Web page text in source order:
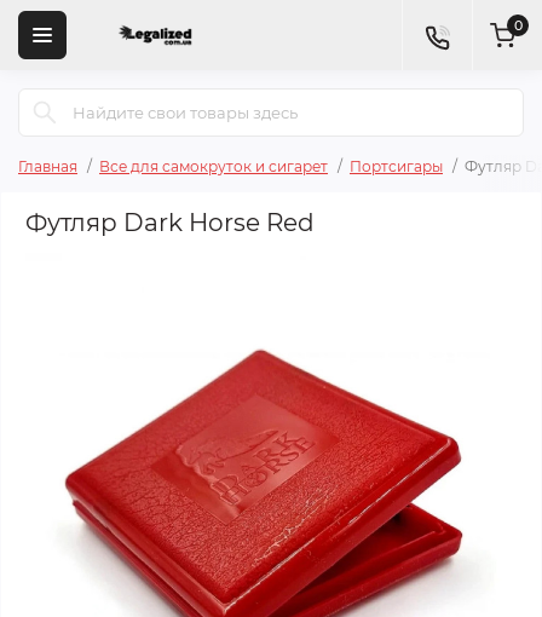
0
Главная Все для самокруток и сигарет Портсигары Футляр
Футляр Dark Horse Red